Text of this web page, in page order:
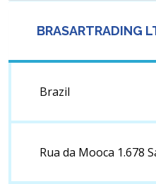
BRASARTRADING
Brazil
Rua da Mooca 1.678